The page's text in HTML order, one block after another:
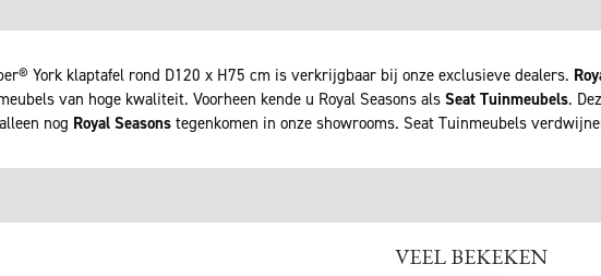
York klaptafel rond D120 x H75 cm is verkrijgbaar bij onze exclusieve dealers.
van hoge kwaliteit. Voorheen kende u Royal Seasons als Seat Tuinmeubels.
nog Royal Seasons tegenkomen in onze showrooms. Seat Tuinmeubels
VEEL BEKEKEN